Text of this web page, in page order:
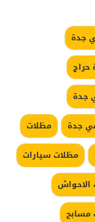
جدة
حراج
جدة
جدة
مظلات
مظلات سيارات
الاحواش
مسابح